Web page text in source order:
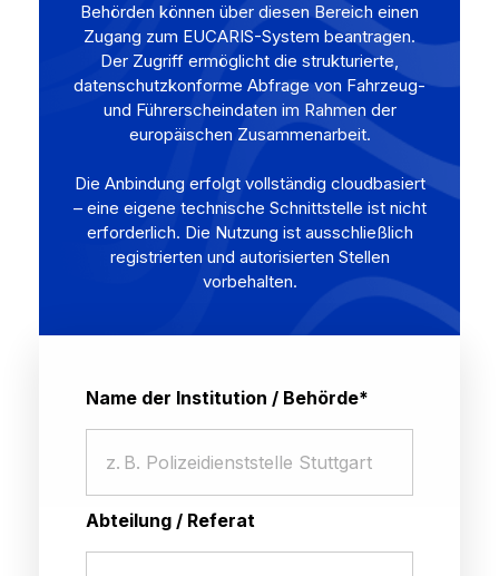
Behörden können über diesen Bereich einen
Zugang zum EUCARIS-System beantragen.
Der Zugriff ermöglicht die strukturierte,
datenschutzkonforme Abfrage von Fahrzeug-
und Führerscheindaten im Rahmen der
europäischen Zusammenarbeit.
Die Anbindung erfolgt vollständig cloudbasiert
– eine eigene technische Schnittstelle ist nicht
erforderlich. Die Nutzung ist ausschließlich
registrierten und autorisierten Stellen
vorbehalten.
Name der Institution / Behörde*
Abteilung / Referat